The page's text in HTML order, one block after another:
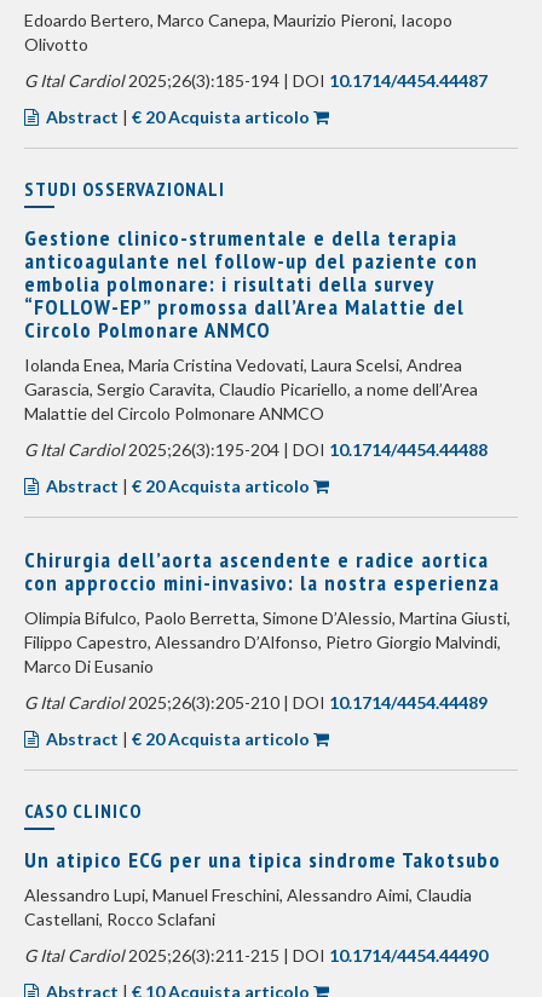
Edoardo Bertero, Marco Canepa, Maurizio Pieroni, Iacopo
Olivotto
G Ital Cardiol2025;26(3):185-194 | DOI 10.1714/4454.44487
Abstract | € 20 Acquista articolo
STUDI OSSERVAZIONALI
Gestione clinico-strumentale e della terapia
anticoagulante nel follow-up del paziente con
embolia polmonare: i risultati della survey
“FOLLOW-EP” promossa dall’Area Malattie del
Circolo Polmonare ANMCO
Iolanda Enea, Maria Cristina Vedovati, Laura Scelsi, Andrea
Garascia, Sergio Caravita, Claudio Picariello, a nome dell’Area
Malattie del Circolo Polmonare ANMCO
G Ital Cardiol2025;26(3):195-204 | DOI 10.1714/4454.44488
Abstract | € 20 Acquista articolo
Chirurgia dell’aorta ascendente e radice aortica
con approccio mini-invasivo: la nostra esperienza
Olimpia Bifulco, Paolo Berretta, Simone D’Alessio, Martina Giusti,
Filippo Capestro, Alessandro D’Alfonso, Pietro Giorgio Malvindi,
Marco Di Eusanio
G Ital Cardiol2025;26(3):205-210 | DOI 10.1714/4454.44489
Abstract | € 20 Acquista articolo
CASO CLINICO
Un atipico ECG per una tipica sindrome Takotsubo
Alessandro Lupi, Manuel Freschini, Alessandro Aimi, Claudia
Castellani, Rocco Sclafani
G Ital Cardiol2025;26(3):211-215 | DOI 10.1714/4454.44490
Abstract | € 10 Acquista articolo